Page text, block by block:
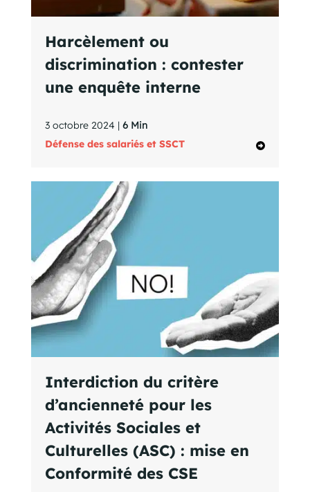
Harcèlement ou
discrimination : contester
une enquête interne
3 octobre 2024 | 6 Min
Défense des salariés et SSCT
Interdiction du critère
d’ancienneté pour les
Activités Sociales et
Culturelles (ASC) : mise en
Conformité des CSE